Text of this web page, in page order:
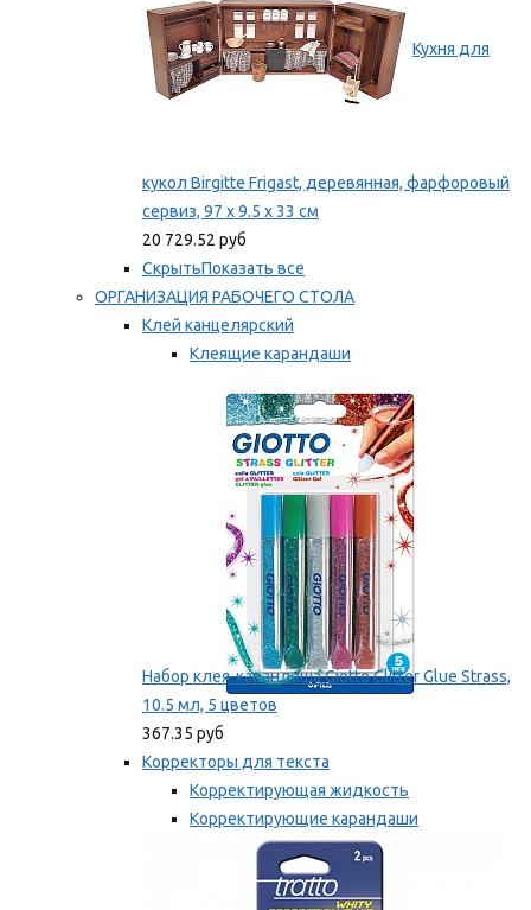
Кухня для
кукол Birgitte Frigast, деревянная, фарфоровый
сервиз, 97 x 9.5 x 33 см
20 729.52 руб
СкрытьПоказать все
ОРГАНИЗАЦИЯ РАБОЧЕГО СТОЛА
Клей канцелярский
Клеящие карандаши
Мы рекомендуем
Набор клея-карандаша Giotto Glitter Glue Strass,
10.5 мл, 5 цветов
367.35 руб
Корректоры для текста
Корректирующая жидкость
Корректирующие карандаши
Корректирующие ленты
Мы рекомендуем